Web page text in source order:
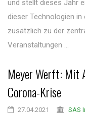
und stellt dieses Jahr
dieser Technologien
zusätzlich zu der
Veranstaltungen ...
Meyer Werft: Mit
Corona-Krise
27.04.2021 SAS